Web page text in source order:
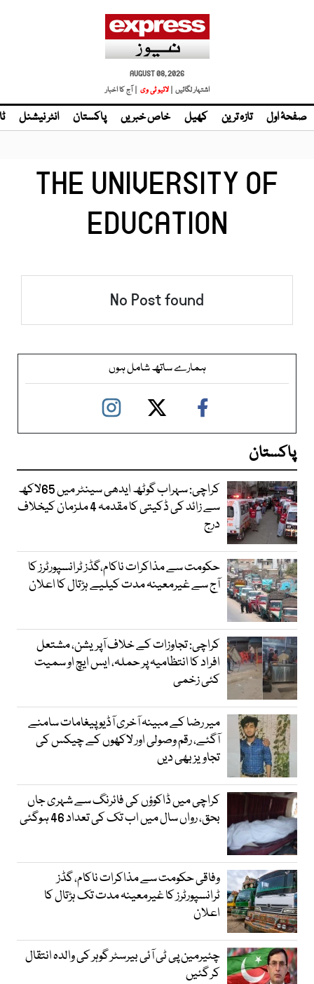
AUGUST 08, 2026
اشتہار لگائیں | لائیو ٹی وی | آج کا اخبار
صفحۂ اول تازہ ترین کھیل خاص خبریں پاکستان انٹر نیشنل
THE UNIVERSITY OF
EDUCATION
No Post found
ہمارے ساتھ شامل ہوں
پاکستان
کراچی: سہراب گوٹھ ایدھی سینٹر میں 65لاکھ
سے زائد کی ڈکیتی کا مقدمہ 4 ملزمان کیخلاف
درج
حکومت سے مذاکرات ناکام،گڈز ٹرانسپورٹرز کا
آج سے غیرمعینہ مدت کیلیے ہڑتال کا اعلان
کراچی: تجاوزات کے خلاف آپریشن، مشتعل
افراد کا انتظامیہ پر حملہ، ایس ایچ او سمیت
کئی زخمی
میر رضا کے مبینہ آخری آڈیو پیغامات سامنے
آگئے، رقم وصولی اور لاکھوں کے چیکس کی
تجاویز بھی دیں
کراچی میں ڈاکوؤں کی فائرنگ سے شہری جاں
بحق، رواں سال میں اب تک کی تعداد 46 ہوگئی
وفاقی حکومت سے مذاکرات ناکام، گڈز
ٹرانسپورٹرز کا غیرمعینہ مدت تک ہڑتال کا
اعلان
چئیرمین پی ٹی آئی بیرسٹر گوہر کی والدہ انتقال
کر گئیں